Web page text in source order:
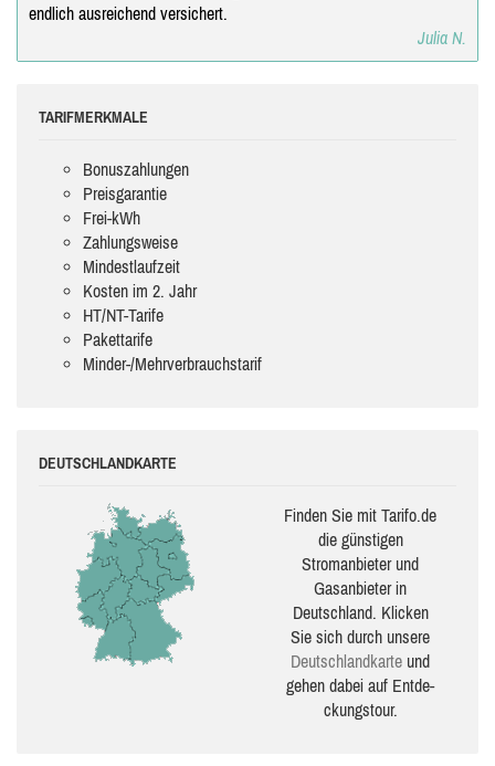
endlich ausreichend versichert.
Julia N.
TARIFMERKMALE
Bonuszahlungen
Preisgarantie
Frei-kWh
Zahlungsweise
Mindestlaufzeit
Kosten im 2. Jahr
HT/NT-Tarife
Pakettarife
Minder-/Mehrverbrauchstarif
DEUTSCHLANDKARTE
Finden Sie mit Tarifo.de
die güns­ti­gen
Stromanbieter und
Gasanbieter in
Deutschland. Klicken
Sie sich durch unsere
Deutsch­land­karte und
gehen dabei auf Ent­de­
ckungs­tour.